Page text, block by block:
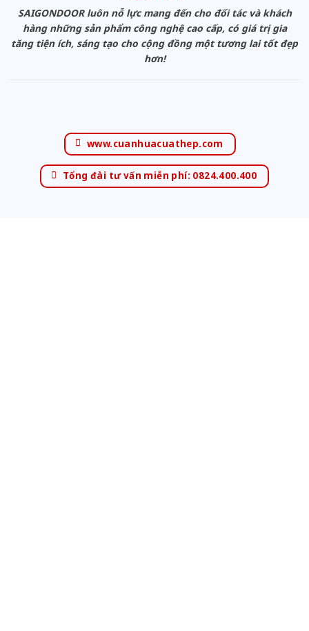
SAIGONDOOR luôn nỗ lực mang đến cho đối tác và khách
hàng những sản phẩm công nghệ cao cấp, có giá trị gia
tăng tiện ích, sáng tạo cho cộng đồng một tương lai tốt đẹp
hơn!
www.cuanhuacuathep.com
Tổng đài tư vấn miễn phí: 0824.400.400